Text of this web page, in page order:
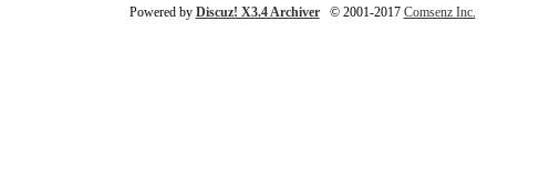
Powered by Discuz! X3.4 Archiver© 2001-2017 Comsenz Inc.